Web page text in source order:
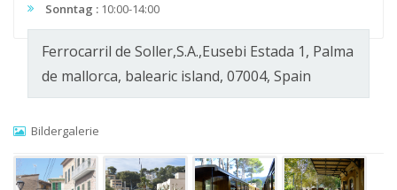
Sonntag : 10:00-14:00
Ferrocarril de Soller,S.A.,Eusebi Estada 1, Palma
de mallorca, balearic island, 07004, Spain
Bildergalerie